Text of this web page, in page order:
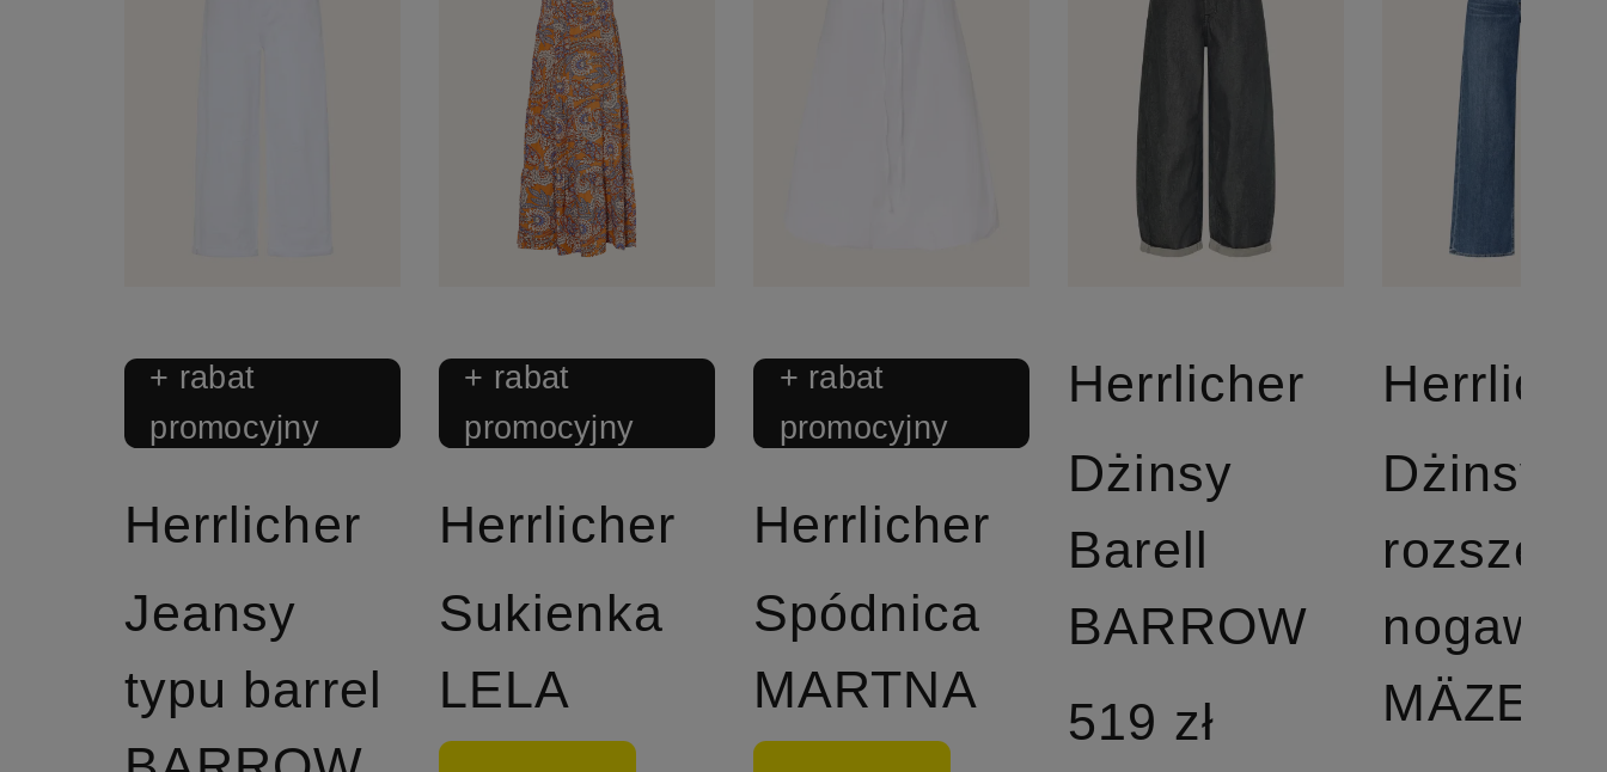
+ rabat
promocyjny
Herrlicher
Jeansy
typu barrel
+ rabat
promocyjny
Herrlicher
Sukienka
LELA
+ rabat
promocyjny
Herrlicher
Spódnica
MARTNA
Herrlicher
Dżinsy
Barell
BARROW
519 zł
Dżinsy z
MÄZE